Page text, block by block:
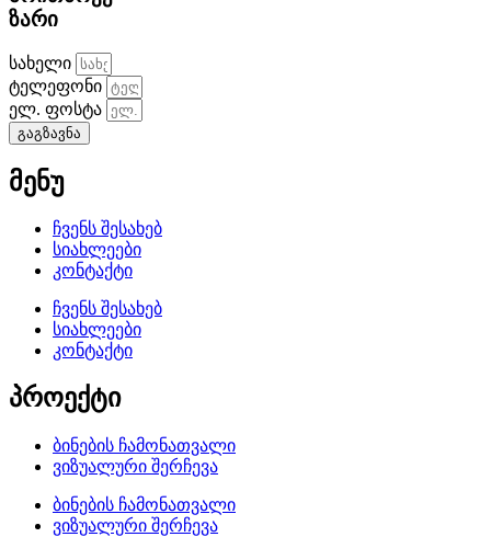
ზარი
სახელი
ტელეფონი
ელ. ფოსტა
გაგზავნა
მენუ
ჩვენს შესახებ
სიახლეები
კონტაქტი
ჩვენს შესახებ
სიახლეები
კონტაქტი
პროექტი
ბინების ჩამონათვალი
ვიზუალური შერჩევა
ბინების ჩამონათვალი
ვიზუალური შერჩევა